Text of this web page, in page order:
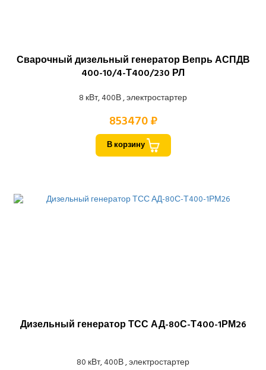
Сварочный дизельный генератор Вепрь АСПДВ
400-10/4-Т400/230 РЛ
8 кВт, 400В , электростартер
853470 ₽
В корзину
Дизельный генератор ТСС АД-80С-Т400-1РМ26
80 кВт, 400В , электростартер